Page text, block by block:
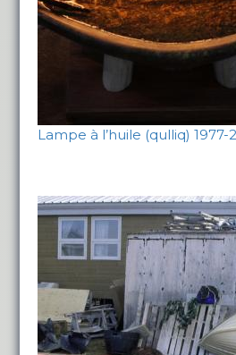
Lampe à l’huile (qulliq) 1977-